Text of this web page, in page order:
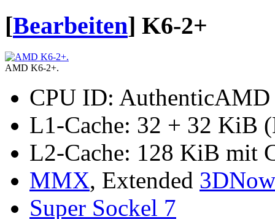
[Bearbeiten] K6-2+
AMD K6-2+.
CPU ID:
L1-Cache: 32 + 32 KiB
L2-Cache: 128 KiB mit
MMX, Extended
Super Sockel 7